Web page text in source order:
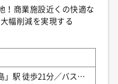
！商業施設近くの快適な
幅削減を実現する
都営新宿線「東大島」駅 徒歩21分／バス利用8分（第七砂町小学校前バス停乗車～東大島駅前バス停下車） 東京メトロ東西線「南砂町」駅 徒歩25分／バス利用12分（第七砂町小学校前バス停乗車～南砂町駅前バス停下車）